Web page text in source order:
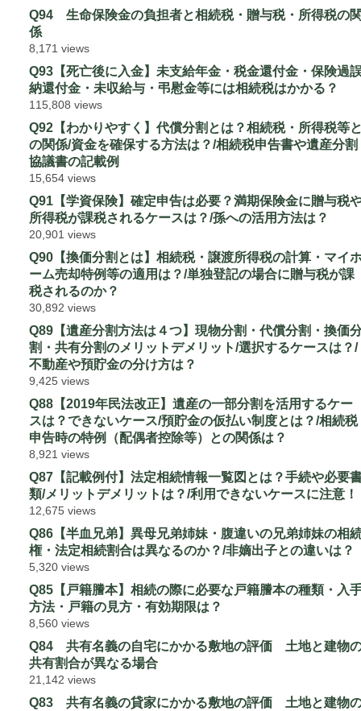
Q94 生命保険金の負担者と相続税・贈与税・所得税の
係
8,171 views
Q93【死亡後に入金】未支給年金・税金還付金・保険過
納還付金・未収給与・弔慰金等には相続税はかかる？
115,808 views
Q92【わかりやすく】代償分割とは？相続税・所得税等
の関係/資金を確保する方法は？/相続税申告書や遺産分割
協議書の記載例
15,654 views
Q91【学資保険】確定申告は必要？満期保険金に贈与税
所得税が課税されるケースは？/孫への活用方法は？
20,901 views
Q90【換価分割とは】相続税・譲渡所得税の計算・マイ
ーム売却特例等の適用は？/単独登記の場合に贈与税が課
税されるのか？
30,892 views
Q89【遺産分割方法は４つ】現物分割・代償分割・換価
割・共有分割のメリットデメリット/選択するケースは？/
不動産や預貯金の分け方は？
9,425 views
Q88【2019年民法改正】遺産の一部分割を活用するケー
スは？できないケース/預貯金の仮払い制度とは？/相続税
申告時の特例（配偶者控除等）との関係は？
8,921 views
Q87【記載例付】法定相続情報一覧図とは？手続や必要
類/メリットデメリットは？/利用できないケースに注意！
12,675 views
Q86【半血兄弟】異母兄弟姉妹・腹違いの兄弟姉妹の相
権・法定相続割合は異なるのか？/非嫡出子との違いは？
5,320 views
Q85【戸籍謄本】相続の際に必要な戸籍謄本の種類・入
方法・戸籍の見方・有効期限は？
8,560 views
Q84 共有名義の自宅にかかる敷地の評価 土地と建物
共有割合が異なる場合
21,142 views
Q83 共有名義の貸家にかかる敷地の評価 土地と建物